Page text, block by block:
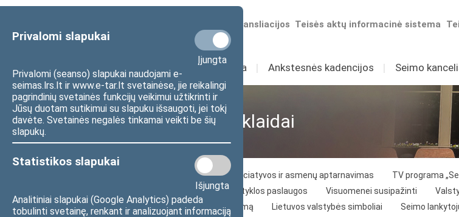
Privalomi slapukai
Įjungta
Privalomi (seanso) slapukai naudojami e-
seimas.lrs.lt ir www.e-tar.lt svetainėse, jie reikalingi
pagrindinių svetainės funkcijų veikimui užtikrinti ir
Jūsų duotam sutikimui su slapuku išsaugoti, jei tokį
davėte. Svetainės negalės tinkamai veikti be šių
slapukų.
Statistikos slapukai
Išjungta
Analitiniai slapukai (Google Analytics) padeda
tobulinti svetainę, renkant ir analizuojant informaciją
Teisės aktų informacinė sistema
Numatomos transliacijos
Sudėtis Veikla I Ankstesnės kadencijos I Seimo
Visuomenei ir žiniasklaidai
Piliečių iniciatyvos ir asmenų aptarnavimas TV programa
Seimo skaityklos paslaugos Visuomenei susipažinti
Kelias į Lietuvos nepriklausomybės atkūrimą
Lietuvos valstybės simboliai Seimo